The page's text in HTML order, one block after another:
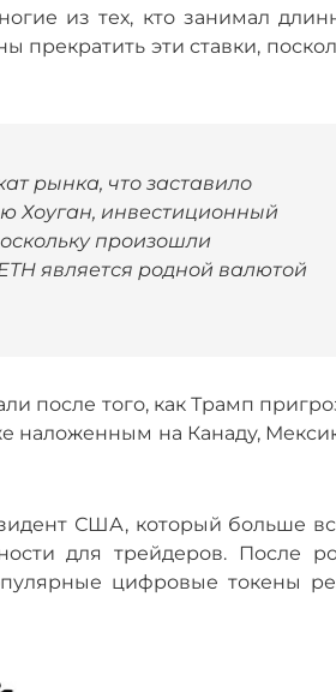
из тех, кто занимал
эти ставки,
рынка, что заставило
Хоуган, инвестиционный
произошли
является родной валютой
после того, как Трамп
наложенным на Канаду,
США, который больше
для трейдеров. После
цифровые токены